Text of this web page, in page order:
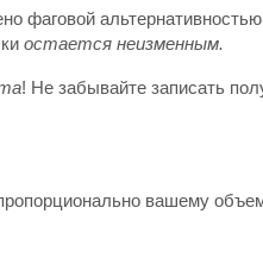
фаговой
остается неизменным.
! Не забывайте записать
вашему